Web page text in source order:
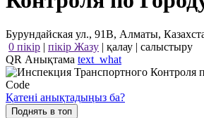
Бурундайская ул., 91В, Алматы,
0 пікір | пікір Жазу | қалау | салыстыру
QR Анықтама text_what
Қатені анықтадыңыз ба?
Поднять в топ